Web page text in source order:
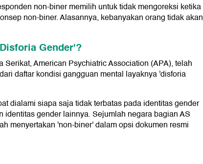
non-biner memilih untuk tidak mengoreksi ketika
non-biner. Alasannya, kebanyakan orang tidak akan
Gender'?
American Psychiatric Association (APA), telah
daftar kondisi gangguan mental layaknya 'disforia
dialami siapa saja tidak terbatas pada identitas gender
identitas gender lainnya. Sejumlah negara bagian AS
menyertakan 'non-biner' dalam opsi dokumen resmi